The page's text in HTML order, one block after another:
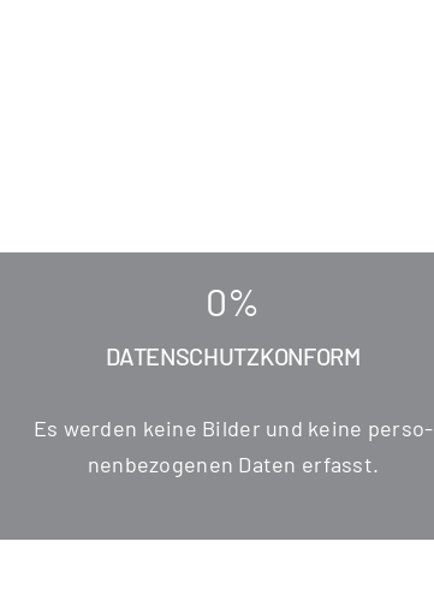
0%
DATENSCHUTZKONFORM
Es wer­den kei­ne Bil­der und kei­ne per­so­
nen­be­zo­ge­nen Daten erfasst.